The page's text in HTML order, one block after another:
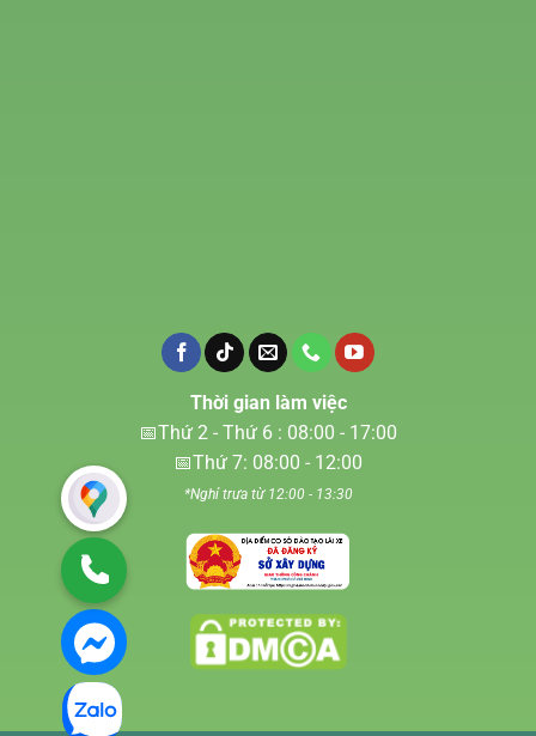
Thời gian làm việc
📅Thứ 2 - Thứ 6 : 08:00 - 17:00
📅Thứ 7: 08:00 - 12:00
*Nghỉ trưa từ 12:00 - 13:30